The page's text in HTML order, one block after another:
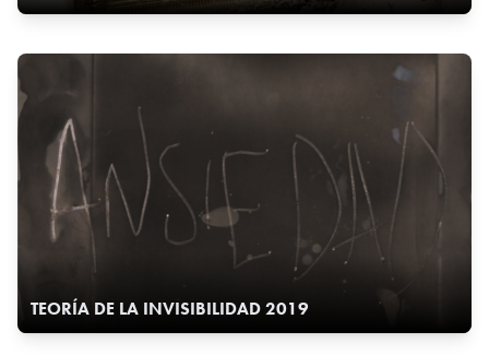
TEORÍA DE LA INVISIBILIDAD 2019